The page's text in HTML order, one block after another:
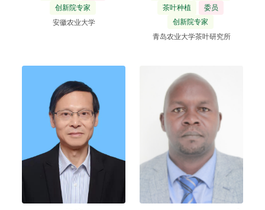
创新院专家
安徽农业大学
茶叶种植
委员
创新院专家
青岛农业大学茶叶研究所